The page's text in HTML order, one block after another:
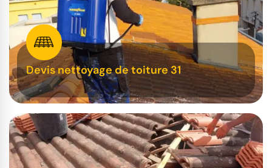
Devis nettoyage de toiture 31